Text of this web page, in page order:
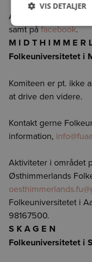
Arrangementer bliver
samt påfacebook.
M I D T H I M M E R
Folkeuniversitetet i
Komiteen er pt. ikke
at drive den videre.
Kontakt gerne
information,
Aktiviteter i området
Østhimmerlands
Folkeuniversitetet i
98167500.
S K A G E N
Folkeuniversitetet i
VIS DETALJER